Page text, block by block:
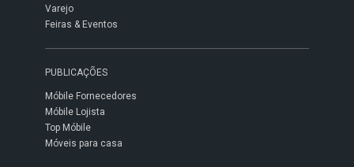
Varejo
Feiras & Eventos
PUBLICAÇÕES
Móbile Fornecedores
Móbile Lojista
Top Móbile
Móveis para casa